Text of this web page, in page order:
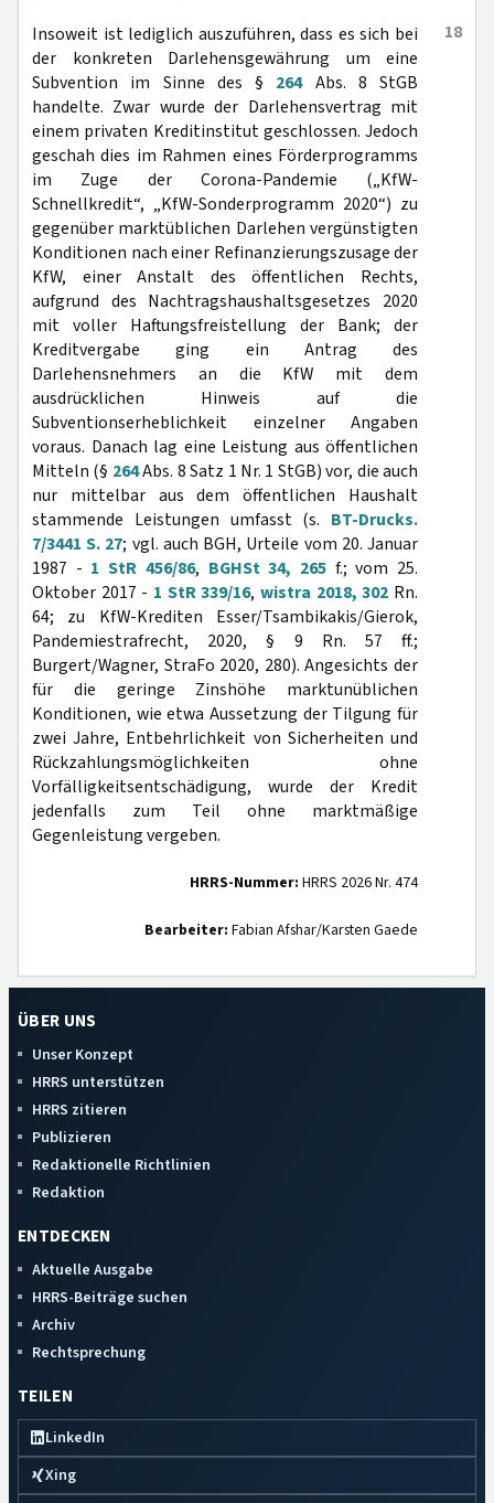
18
Insoweit ist lediglich auszuführen, dass es sich bei
der konkreten Darlehensgewährung um eine
Subvention im Sinne des § 264Abs. 8 StGB
handelte. Zwar wurde der Darlehensvertrag mit
einem privaten Kreditinstitut geschlossen. Jedoch
geschah dies im Rahmen eines Förderprogramms
im Zuge der Corona-Pandemie („KfW-
Schnellkredit“, „KfW-Sonderprogramm 2020“) zu
gegenüber marktüblichen Darlehen vergünstigten
Konditionen nach einer Refinanzierungszusage der
KfW, einer Anstalt des öffentlichen Rechts,
aufgrund des Nachtragshaushaltsgesetzes 2020
mit voller Haftungsfreistellung der Bank; der
Kreditvergabe ging ein Antrag des
Darlehensnehmers an die KfW mit dem
ausdrücklichen Hinweis auf die
Subventionserheblichkeit einzelner Angaben
voraus. Danach lag eine Leistung aus öffentlichen
Mitteln (§ 264Abs. 8 Satz 1 Nr. 1 StGB) vor, die auch
nur mittelbar aus dem öffentlichen Haushalt
stammende Leistungen umfasst (s. BT-Drucks.
7/3441 S. 27; vgl. auch BGH, Urteile vom 20. Januar
1987 - 1 StR 456/86, BGHSt 34, 265f.; vom 25.
Oktober 2017 - 1 StR 339/16,wistra 2018, 302 Rn.
64; zu KfW-Krediten Esser/Tsambikakis/Gierok,
Pandemiestrafrecht, 2020, § 9 Rn. 57 ff.;
Burgert/Wagner, StraFo 2020, 280). Angesichts der
für die geringe Zinshöhe marktunüblichen
Konditionen, wie etwa Aussetzung der Tilgung für
zwei Jahre, Entbehrlichkeit von Sicherheiten und
Rückzahlungsmöglichkeiten ohne
Vorfälligkeitsentschädigung, wurde der Kredit
jedenfalls zum Teil ohne marktmäßige
Gegenleistung vergeben.
HRRS-Nummer: HRRS 2026 Nr. 474
Bearbeiter: Fabian Afshar/Karsten Gaede
ÜBER UNS
Unser Konzept
HRRS unterstützen
HRRS zitieren
Publizieren
Redaktionelle Richtlinien
Redaktion
ENTDECKEN
Aktuelle Ausgabe
HRRS-Beiträge suchen
Archiv
Rechtsprechung
TEILEN
LinkedIn
Xing